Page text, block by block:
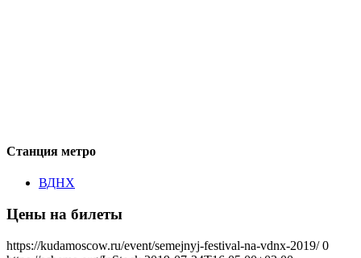
Станция метро
ВДНХ
Цены на билеты
https://kudamoscow.ru/event/semejnyj-festival-na-vdnx-2019/ 0